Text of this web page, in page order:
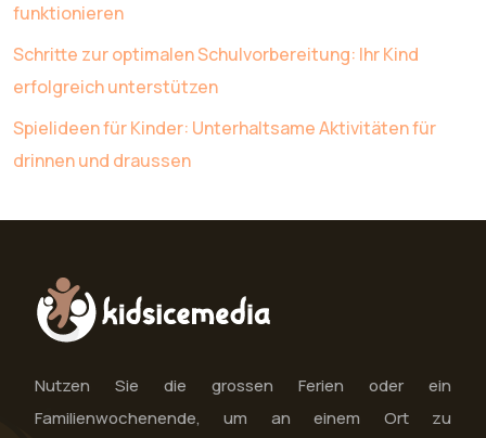
funktionieren
Schritte zur optimalen Schulvorbereitung: Ihr Kind
erfolgreich unterstützen
Spielideen für Kinder: Unterhaltsame Aktivitäten für
drinnen und draussen
Nutzen Sie die grossen Ferien oder ein
Familienwochenende, um an einem Ort zu